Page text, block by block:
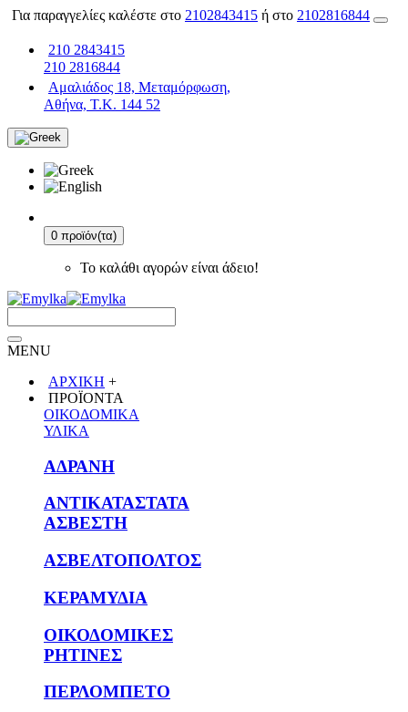
Για παραγγελίες καλέστε στο 2102843415 ή στο 2102816844
210 2843415
210 2816844
Αμαλιάδος 18, Μεταμόρφωση,
Αθήνα, Τ.Κ. 144 52
0 προϊόν(τα)
Το καλάθι αγορών είναι άδειο!
MENU
ΑΡΧΙΚΗ +
ΠΡΟΪΟΝΤΑ
ΟΙΚΟΔΟΜΙΚΑ
ΥΛΙΚΑ
ΑΔΡΑΝΗ
ΑΝΤΙΚΑΤΑΣΤΑΤΑ
ΑΣΒΕΣΤΗ
ΑΣΒΕΛΤΟΠΟΛΤΟΣ
ΚΕΡΑΜΥΔΙΑ
ΟΙΚΟΔΟΜΙΚΕΣ
ΡΗΤΙΝΕΣ
ΠΕΡΛΟΜΠΕΤΟ